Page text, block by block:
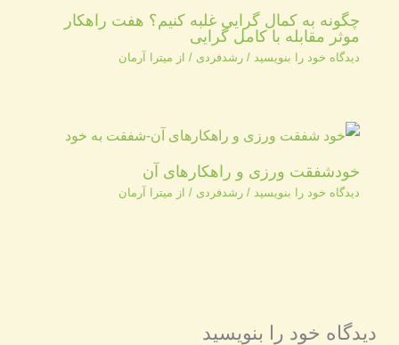
چگونه به کمال گرایی غلبه کنیم؟ هفت راهکار
موثر مقابله با کامل گرایی
دیدگاه‌ خود را بنویسید / رشدفردی / از میترا آرمان
خودشفقت ورزی و راهکارهای آن
دیدگاه‌ خود را بنویسید / رشدفردی / از میترا آرمان
دیدگاه‌ خود را بنویسید